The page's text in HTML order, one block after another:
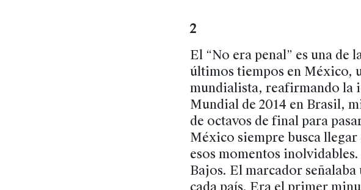
2
El “No era penal” es una de
últimos tiempos en México,
mundialista, reafirmando la
Mundial de 2014 en Brasil,
de octavos de final para
México siempre busca
esos momentos
Bajos. El marcador